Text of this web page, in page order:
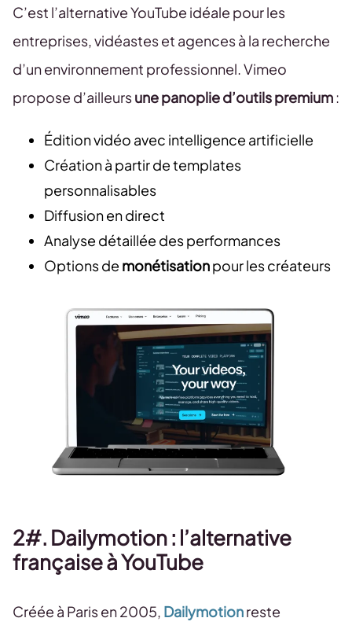
C’est l’alternative YouTube idéale pour les
entreprises, vidéastes et agences à la recherche
d’un environnement professionnel. Vimeo
propose d’ailleursune panoplie d’outils premium:
Édition vidéo avec intelligence artificielle
Création à partir de templates
personnalisables
Diffusion en direct
Analyse détaillée des performances
Options de monétisationpour les créateurs
2#. Dailymotion : l’alternative
française à YouTube
Créée à Paris en 2005, Dailymotionreste